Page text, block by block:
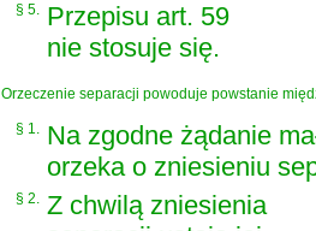
§ 5. Przepisu art. 59
nie stosuje się.
Orzeczenie separacji powoduje powstanie
§ 1. Na zgodne żądanie
orzeka o zniesieniu
§ 2. Z chwilą zniesienia